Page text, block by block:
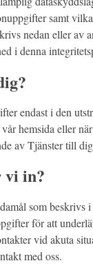
samt
nedan eller
i denna
endast i den
hemsida eller
av Tjänster till
vi in?
som
för att
vid akuta
med oss.